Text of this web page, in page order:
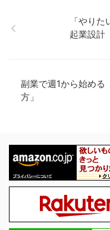
「やり
起業設計
副業で週1から始める
方」